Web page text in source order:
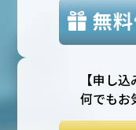
【申し
何でもお